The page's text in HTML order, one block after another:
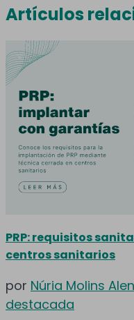
Artículos
PRP: requisitos
centros sanitarios
por Núria Molins
destacada